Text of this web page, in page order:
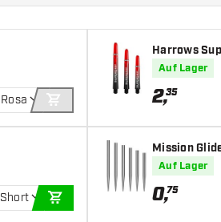
Rosa
IN DEN WARENKORB
Short
IN DEN WARENKORB
Harrows
Auf Lager
2,35
Mission
Auf Lager
0,75